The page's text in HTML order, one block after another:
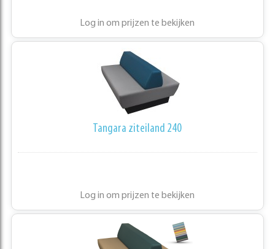
Log in om prijzen te bekijken
Tangara ziteiland 240
Log in om prijzen te bekijken